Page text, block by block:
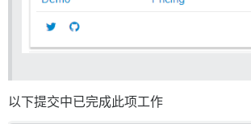
以下提交中已完成此项工作